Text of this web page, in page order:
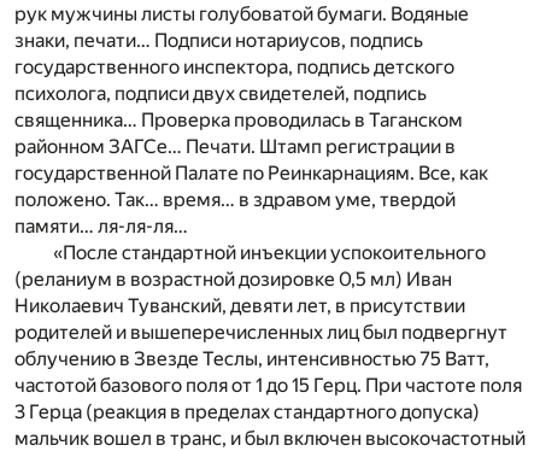
рук мужчины листы голубоватой бумаги. Водяные
знаки, печати… Подписи нотариусов, подпись
государственного инспектора, подпись детского
психолога, подписи двух свидетелей, подпись
священника… Проверка проводилась в Таганском
районном ЗАГСе… Печати. Штамп регистрации в
государственной Палате по Реинкарнациям. Все, как
положено. Так… время… в здравом уме, твердой
памяти… ля-ля-ля…
«После стандартной инъекции успокоительного
(реланиум в возрастной дозировке 0,5 мл) Иван
Николаевич Туванский, девяти лет, в присутствии
родителей и вышеперечисленных лиц был подвергнут
облучению в Звезде Теслы, интенсивностью 75 Ватт,
частотой базового поля от 1 до 15 Герц. При частоте поля
3 Герца (реакция в пределах стандартного допуска)
мальчик вошел в транс, и был включен высокочастотный